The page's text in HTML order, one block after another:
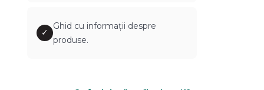
✓
Ghid cu informații despre
produse.